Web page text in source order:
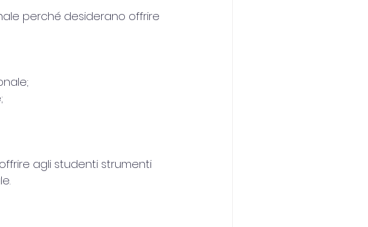
perché desiderano offrire
agli studenti strumenti